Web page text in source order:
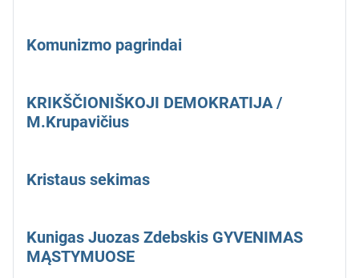
Komunizmo pagrindai
KRIKŠČIONIŠKOJI DEMOKRATIJA /
M.Krupavičius
Kristaus sekimas
Kunigas Juozas Zdebskis GYVENIMAS
MĄSTYMUOSE